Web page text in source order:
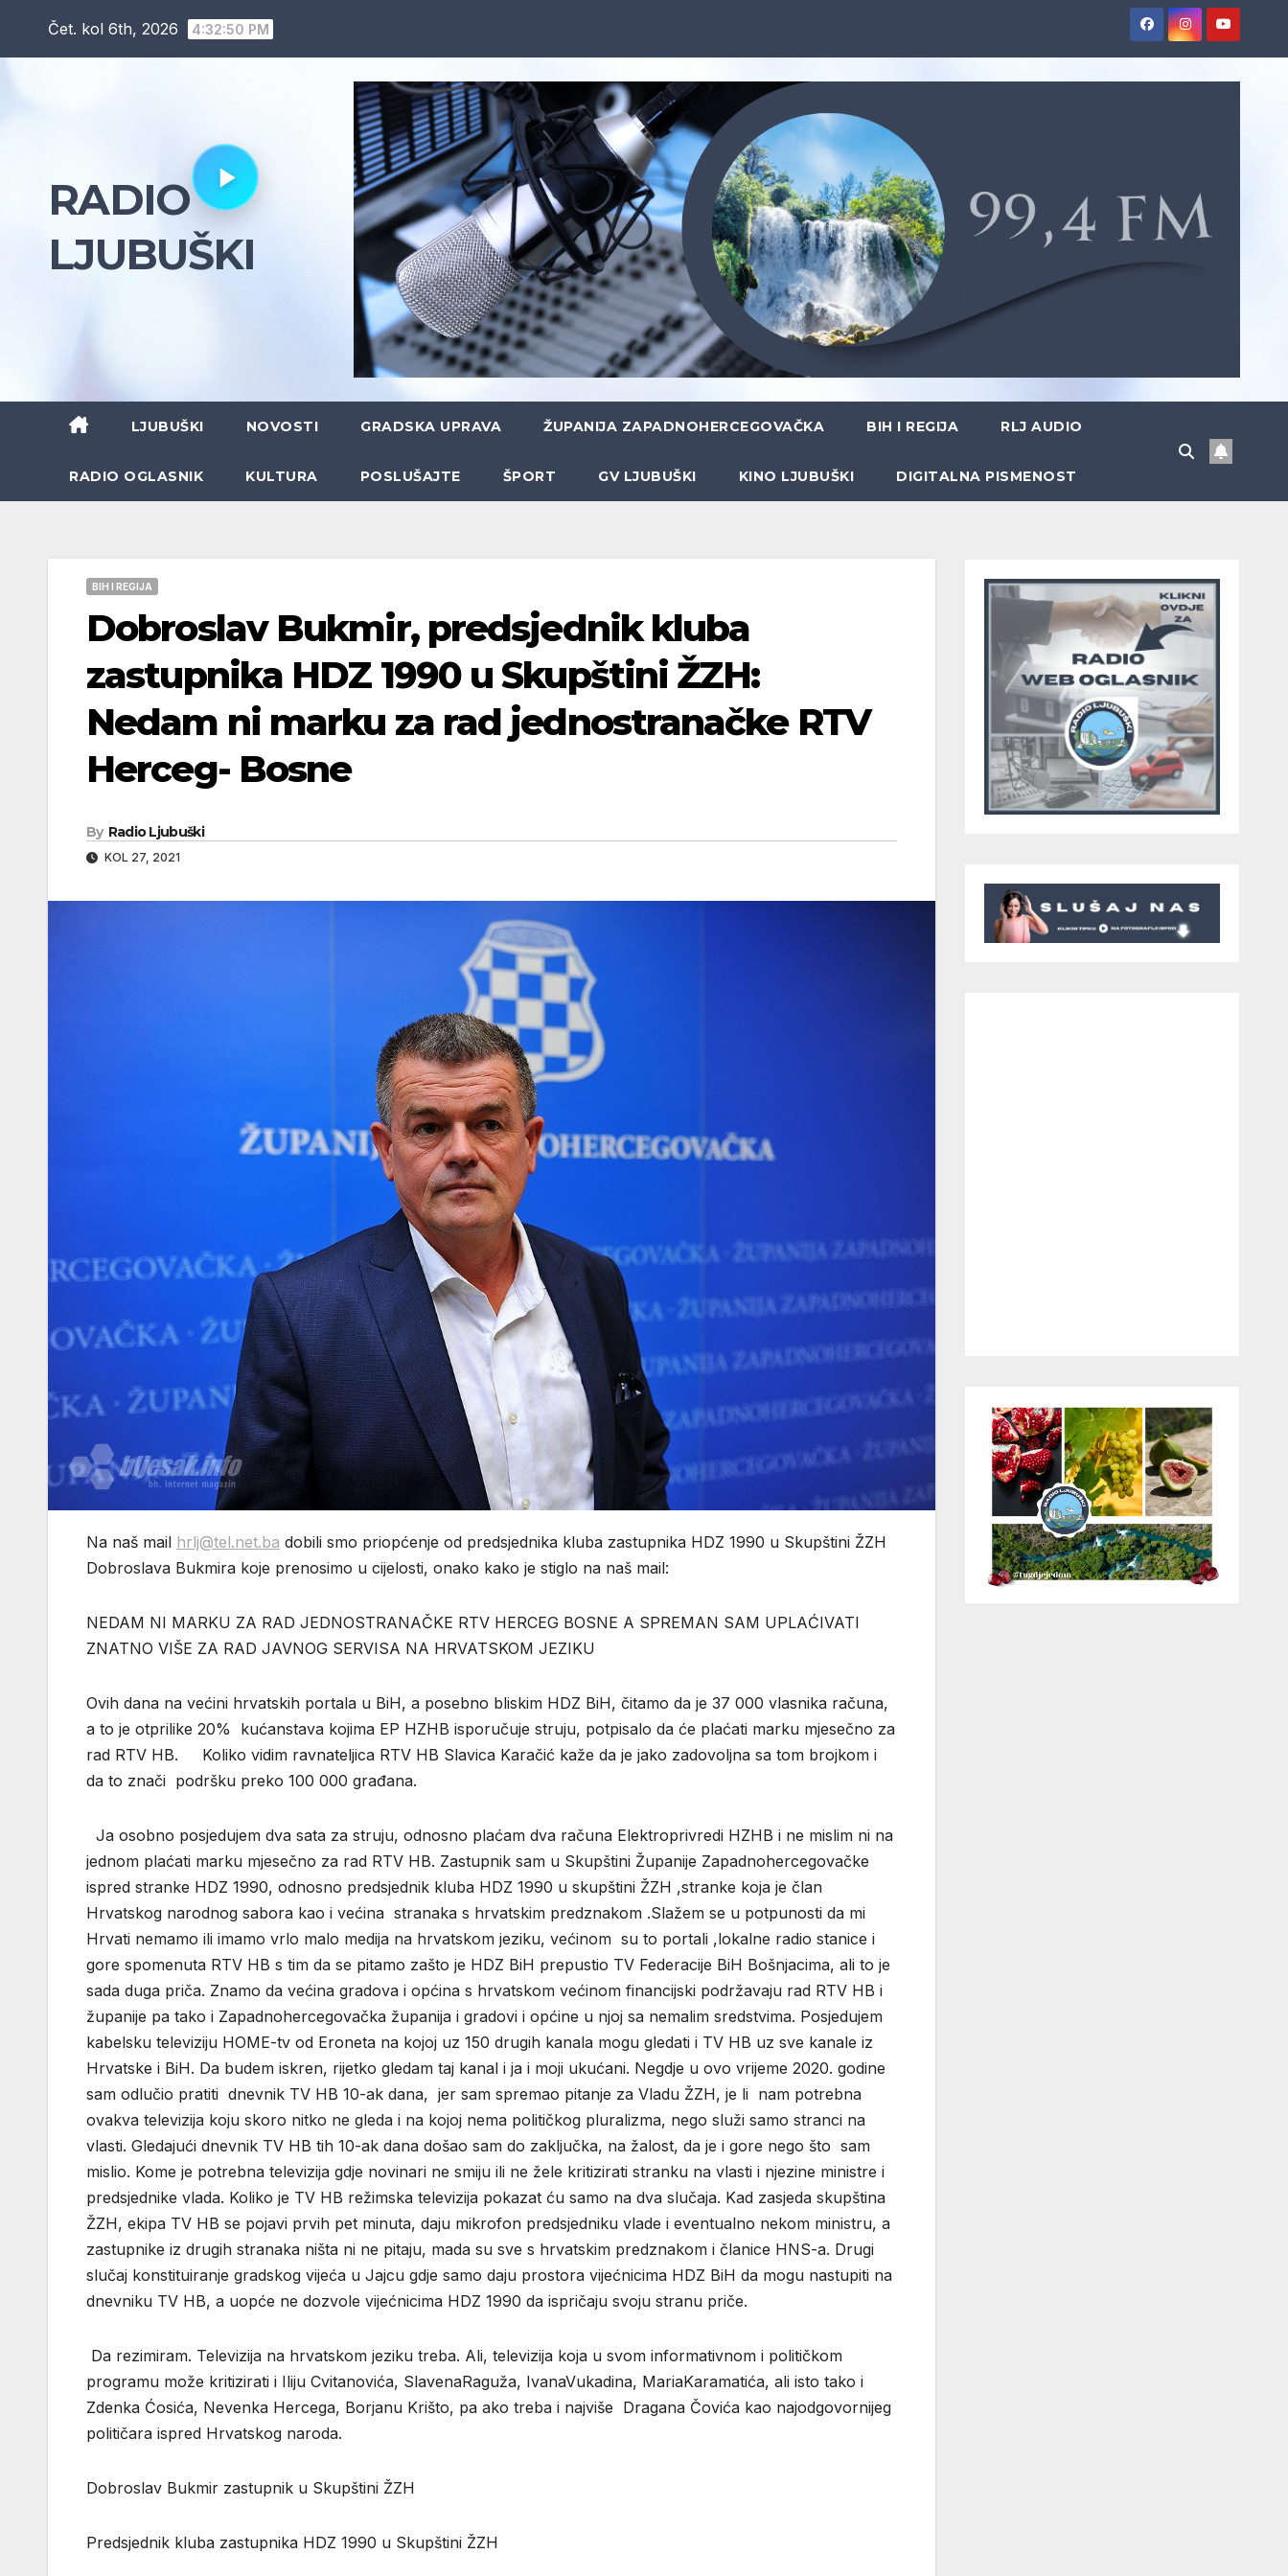
Čet. kol 6th, 2026 4:32:51 PM
RADIO
LJUBUŠKI
LJUBUŠKI NOVOSTI GRADSKA UPRAVA ŽUPANIJA ZAPADNOHERCEGOVAČKA BIH I REGIJA RLJ AUDIO
RADIO OGLASNIK KULTURA POSLUŠAJTE ŠPORT GV LJUBUŠKI KINO LJUBUŠKI DIGITALNA PISMENOST
BIH I REGIJA
Dobroslav Bukmir, predsjednik kluba
zastupnika HDZ 1990 u Skupštini ŽZH:
Nedam ni marku za rad jednostranačke RTV
Herceg- Bosne
By Radio Ljubuški
KOL 27, 2021
Na naš mail hrlj@tel.net.ba dobili smo priopćenje od predsjednika kluba zastupnika HDZ 1990 u Skupštini ŽZH
Dobroslava Bukmira koje prenosimo u cijelosti, onako kako je stiglo na naš mail:
NEDAM NI MARKU ZA RAD JEDNOSTRANAČKE RTV HERCEG BOSNE A SPREMAN SAM UPLAĆIVATI
ZNATNO VIŠE ZA RAD JAVNOG SERVISA NA HRVATSKOM JEZIKU
Ovih dana na većini hrvatskih portala u BiH, a posebno bliskim HDZ BiH, čitamo da je 37 000 vlasnika računa,
a to je otprilike 20% kućanstava kojima EP HZHB isporučuje struju, potpisalo da će plaćati marku mjesečno za
rad RTV HB. Koliko vidim ravnateljica RTV HB Slavica Karačić kaže da je jako zadovoljna sa tom brojkom i
da to znači podršku preko 100 000 građana.
Ja osobno posjedujem dva sata za struju, odnosno plaćam dva računa Elektroprivredi HZHB i ne mislim ni na
jednom plaćati marku mjesečno za rad RTV HB. Zastupnik sam u Skupštini Županije Zapadnohercegovačke
ispred stranke HDZ 1990, odnosno predsjednik kluba HDZ 1990 u skupštini ŽZH ,stranke koja je član
Hrvatskog narodnog sabora kao i većina stranaka s hrvatskim predznakom .Slažem se u potpunosti da mi
Hrvati nemamo ili imamo vrlo malo medija na hrvatskom jeziku, većinom su to portali ,lokalne radio stanice i
gore spomenuta RTV HB s tim da se pitamo zašto je HDZ BiH prepustio TV Federacije BiH Bošnjacima, ali to je
sada duga priča. Znamo da većina gradova i općina s hrvatskom većinom financijski podržavaju rad RTV HB i
županije pa tako i Zapadnohercegovačka županija i gradovi i općine u njoj sa nemalim sredstvima. Posjedujem
kabelsku televiziju HOME-tv od Eroneta na kojoj uz 150 drugih kanala mogu gledati i TV HB uz sve kanale iz
Hrvatske i BiH. Da budem iskren, rijetko gledam taj kanal i ja i moji ukućani. Negdje u ovo vrijeme 2020. godine
sam odlučio pratiti dnevnik TV HB 10-ak dana, jer sam spremao pitanje za Vladu ŽZH, je li nam potrebna
ovakva televizija koju skoro nitko ne gleda i na kojoj nema političkog pluralizma, nego služi samo stranci na
vlasti. Gledajući dnevnik TV HB tih 10-ak dana došao sam do zaključka, na žalost, da je i gore nego što sam
mislio. Kome je potrebna televizija gdje novinari ne smiju ili ne žele kritizirati stranku na vlasti i njezine ministre i
predsjednike vlada. Koliko je TV HB režimska televizija pokazat ću samo na dva slučaja. Kad zasjeda skupština
ŽZH, ekipa TV HB se pojavi prvih pet minuta, daju mikrofon predsjedniku vlade i eventualno nekom ministru, a
zastupnike iz drugih stranaka ništa ni ne pitaju, mada su sve s hrvatskim predznakom i članice HNS-a. Drugi
slučaj konstituiranje gradskog vijeća u Jajcu gdje samo daju prostora vijećnicima HDZ BiH da mogu nastupiti na
dnevniku TV HB, a uopće ne dozvole vijećnicima HDZ 1990 da ispričaju svoju stranu priče.
Da rezimiram. Televizija na hrvatskom jeziku treba. Ali, televizija koja u svom informativnom i političkom
programu može kritizirati i Iliju Cvitanovića, SlavenaRaguža, IvanaVukadina, MariaKaramatića, ali isto tako i
Zdenka Ćosića, Nevenka Hercega, Borjanu Krišto, pa ako treba i najviše Dragana Čovića kao najodgovornijeg
političara ispred Hrvatskog naroda.
Dobroslav Bukmir zastupnik u Skupštini ŽZH
Predsjednik kluba zastupnika HDZ 1990 u Skupštini ŽZH